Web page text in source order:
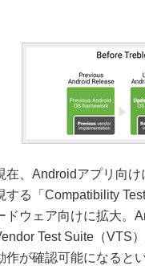
、Androidアプリ向け
する「Compatibility
ドウェア向けに拡大。
Test Suite（VTS
作が確認可能になるとい